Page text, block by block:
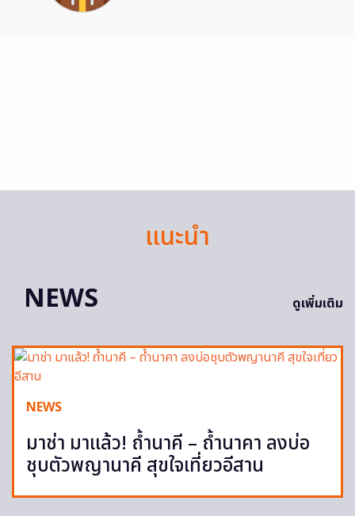
แนะนำ
NEWS
ดูเพิ่มเติม
NEWS
มาช่า มาแล้ว! ถ้ำนาคี – ถ้ำนาคา ลงบ่อ
ชุบตัวพญานาคี สุขใจเที่ยวอีสาน